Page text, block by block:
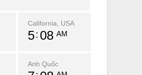
California, USA
5 08 AM
Anh Quốc